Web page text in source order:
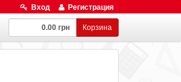
Вход Регистрация
0.00 грн Корзина